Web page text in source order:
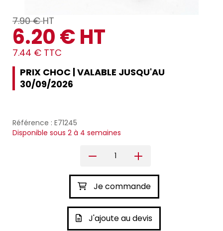
7.90 €HT
6.20 € HT
7.44 € TTC
PRIX CHOC | VALABLE JUSQU'AU
30/09/2026
Référence : E71245
Disponible sous 2 à 4 semaines
Je commande
J'ajoute au devis